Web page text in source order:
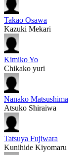
Takao Osawa
Kazuki Mekari
Kimiko Yo
Chikako yuri
Nanako Matsushima
Atsuko Shiraiwa
Tatsuya Fujiwara
Kunihide Kiyomaru